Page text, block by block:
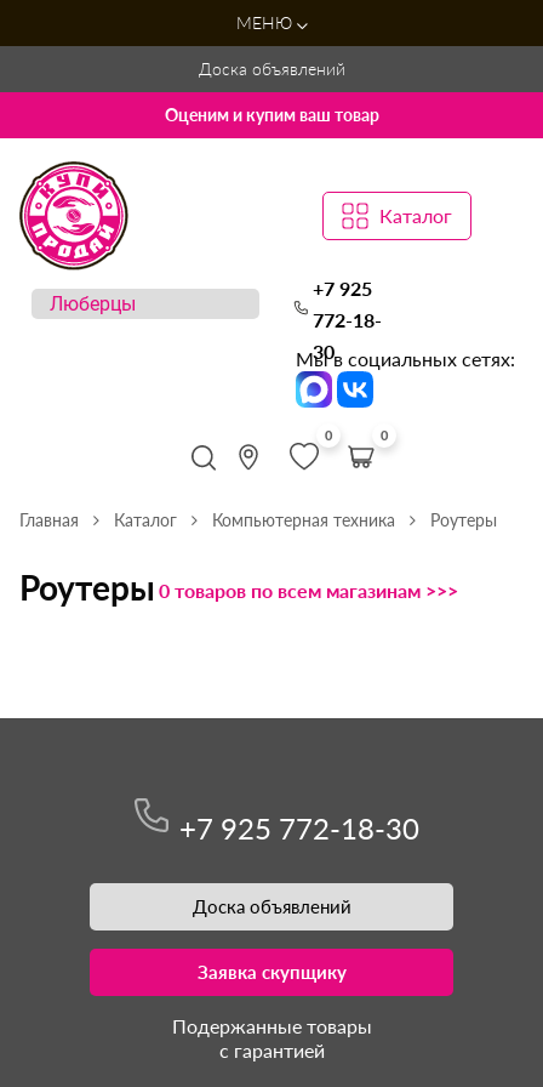
МЕНЮ
Доска объявлений
Оценим и купим ваш товар
Каталог
+7 925
772-18-
30
Мы в социальных сетях:
0 0
Главная Каталог Компьютерная техника Роутеры
Роутеры 0 товаров по всем магазинам >>>
+7 925 772-18-30
Доска объявлений
Заявка скупщику
Подержанные товары
с гарантией